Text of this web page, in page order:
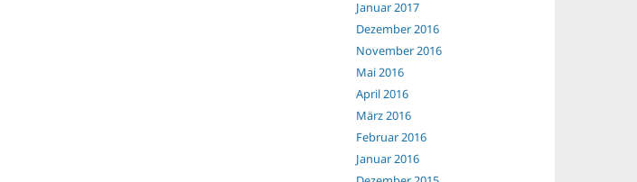
Januar 2017
Dezember 2016
November 2016
Mai 2016
April 2016
März 2016
Februar 2016
Januar 2016